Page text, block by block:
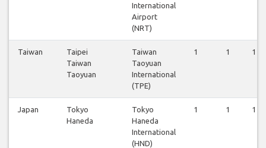
International
Airport
(NRT)
Taiwan
Taipei
Taiwan
Taoyuan
Taiwan
Taoyuan
International
(TPE)
1 1 1
Japan
Tokyo
Haneda
Tokyo
Haneda
International
(HND)
1 1 1